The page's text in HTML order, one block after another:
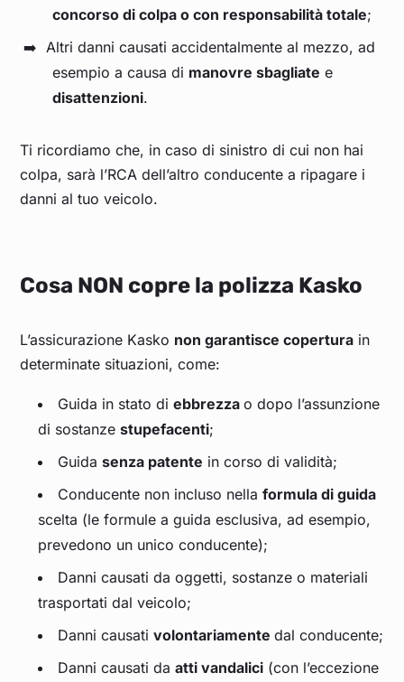
concorso di colpa o con responsabilità totale;
Altri danni causati accidentalmente al mezzo, ad
esempio a causa di manovre sbagliate e
disattenzioni.
Ti ricordiamo che, in caso di sinistro di cui non hai
colpa, sarà l’RCA dell’altro conducente a ripagare i
danni al tuo veicolo.
Cosa NON copre la polizza Kasko
L’assicurazione Kasko non garantisce copertura in
determinate situazioni, come:
Guida in stato diebbrezzao dopo l’assunzione
di sostanzestupefacenti;
Guidasenza patente in corso di validità;
Conducente non incluso nellaformula di guida
scelta (le formule a guida esclusiva, ad esempio,
prevedono un unico conducente);
Danni causati da oggetti, sostanze o materiali
trasportati dal veicolo;
Danni causativolontariamentedal conducente;
Danni causati daatti vandalici (con l’eccezione